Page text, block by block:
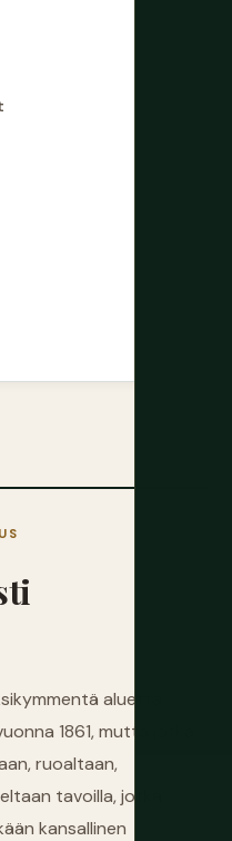
aluetta,
1861, mutta jotka
ruoaltaan,
tavoilla, jotka
kansallinen